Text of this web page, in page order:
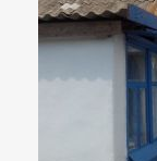
В селе